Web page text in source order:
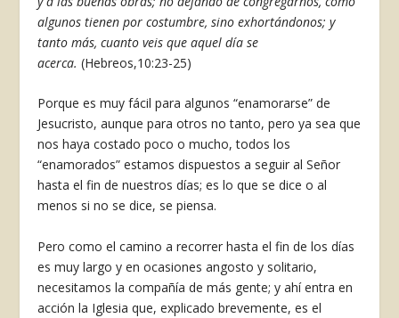
algunos tienen por costumbre, sino exhortándonos; y
tanto más, cuanto veis que aquel día se
acerca.(Hebreos,10:23-25)
Porque es muy fácil para algunos “enamorarse” de
Jesucristo, aunque para otros no tanto, pero ya sea que
nos haya costado poco o mucho, todos los
“enamorados” estamos dispuestos a seguir al Señor
hasta el fin de nuestros días; es lo que se dice o al
menos si no se dice, se piensa.
Pero como el camino a recorrer hasta el fin de los días
es muy largo y en ocasiones angosto y solitario,
necesitamos la compañía de más gente; y ahí entra en
acción la Iglesia que, explicado brevemente, es el